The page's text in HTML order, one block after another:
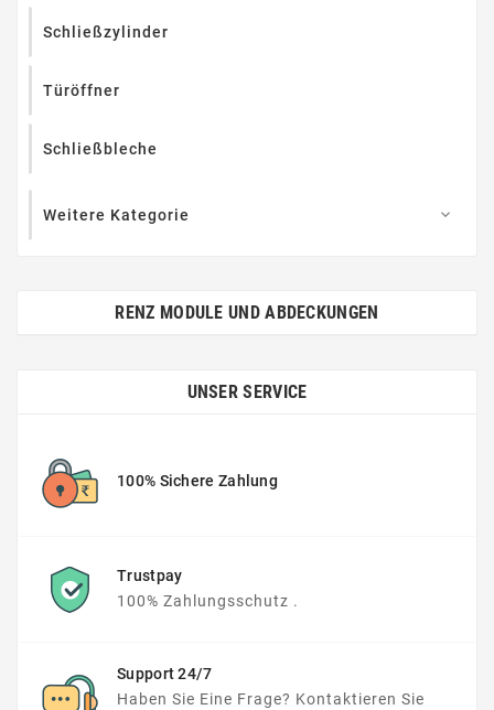
Schließzylinder
Türöffner
Schließbleche
Weitere Kategorie 
RENZ MODULE UND ABDECKUNGEN
UNSER SERVICE
100% Sichere Zahlung
Trustpay
100% Zahlungsschutz .
Support 24/7
Haben Sie Eine Frage? Kontaktieren Sie